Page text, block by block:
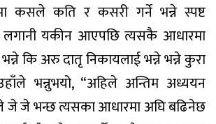
कसले कति र कसरी गर्ने भन्ने स्पष्ट
यकीन आएपछि त्यसकै आधारमा
कि अरु दातृ निकायलाई भन्ने भन्ने कुरा
भन्नुभयो, “अहिले अन्तिम अध्ययन
जे जे भन्छ त्यसका आधारमा अघि बढिनेछ